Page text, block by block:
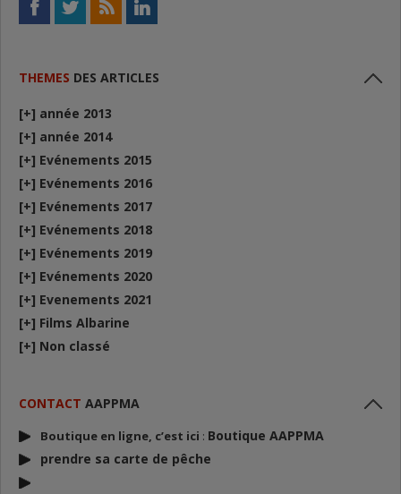
THEMES DES ARTICLES
[+] année 2013
[+] année 2014
[+] Evénements 2015
[+] Evénements 2016
[+] Evénements 2017
[+] Evénements 2018
[+] Evénements 2019
[+] Evénements 2020
[+] Evenements 2021
[+] Films Albarine
[+] Non classé
CONTACT AAPPMA
Boutique en ligne, c’est ici : Boutique AAPPMA
prendre sa carte de pêche